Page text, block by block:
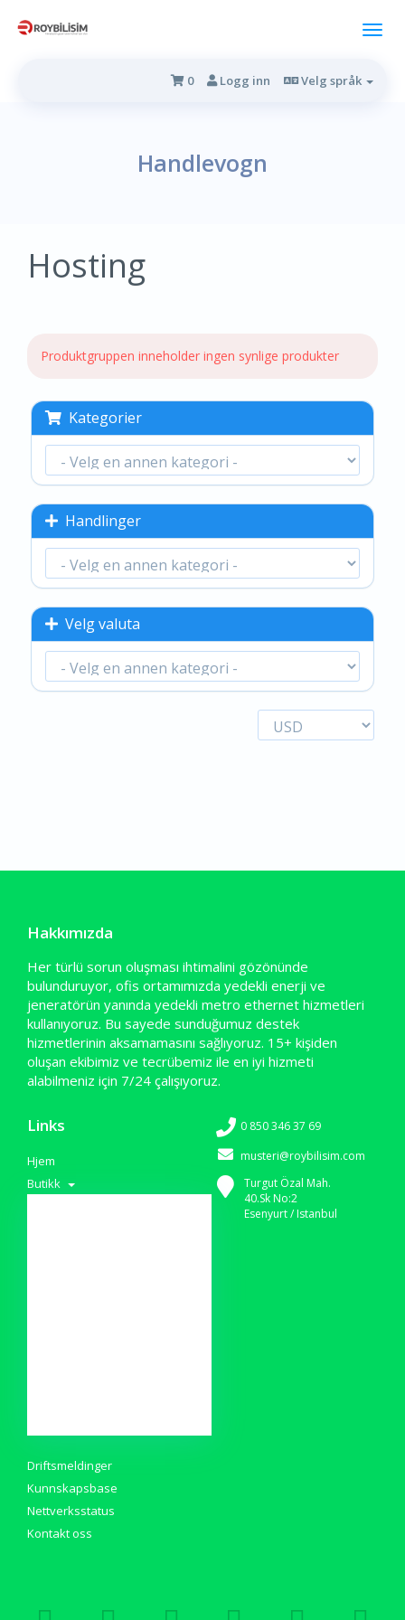
Velg språk
Logg inn
0
Handlevogn
Hosting
Produktgruppen inneholder ingen synlige produkter
Kategorier
Handlinger
Velg valuta
Hakkımızda
Her türlü sorun oluşması ihtimalini gözönünde
bulunduruyor, ofis ortamımızda yedekli enerji ve
jeneratörün yanında yedekli metro ethernet hizmetleri
kullanıyoruz. Bu sayede sunduğumuz destek
hizmetlerinin aksamamasını sağlıyoruz. 15+ kişiden
oluşan ekibimiz ve tecrübemiz ile en iyi hizmeti
alabilmeniz için 7/24 çalışıyoruz.
Links
Hjem
Butikk
Driftsmeldinger
Kunnskapsbase
Nettverksstatus
Kontakt oss
0 850 346 37 69
musteri@roybilisim.com
Turgut Özal Mah.
40.Sk No:2
Esenyurt / Istanbul